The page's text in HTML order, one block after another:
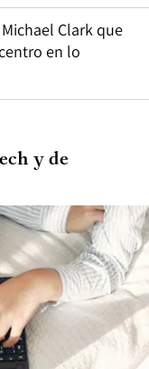
Clark que
en lo
y de